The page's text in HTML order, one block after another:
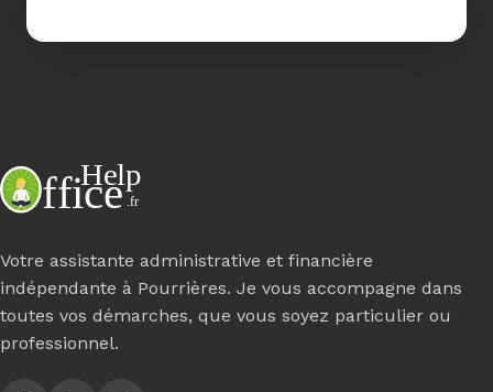
Votre assistante administrative et financière
indépendante à Pourrières. Je vous accompagne dans
toutes vos démarches, que vous soyez particulier ou
professionnel.